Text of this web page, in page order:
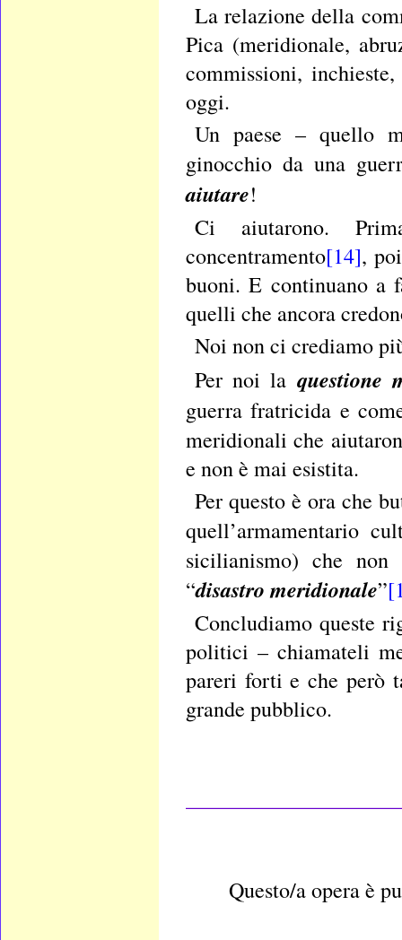
La relazione della
Pica (meridionale,
commissioni,
oggi.
Un paese – quello
ginocchio da una
aiutare!
Ci aiutarono.
concentramento[14],
buoni. E continuano a
quelli che ancora
Noi non ci crediamo
Per noi la questione
guerra fratricida e
meridionali che
e non è mai esistita.
Per questo è ora che
quell’armamentario
sicilianismo) che
“disastro meridionale”
Concludiamo queste
politici – chiamateli
pareri forti e che però
grande pubblico.
Questo/a opera è